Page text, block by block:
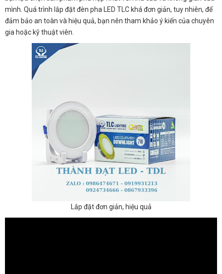
mình. Quá trình lắp đặt đèn pha LED TLC khá đơn giản, tuy nhiên, để
đảm bảo an toàn và hiệu quả, bạn nên tham khảo ý kiến của chuyên
gia hoặc kỹ thuật viên.
Lắp đặt đơn giản, hiệu quả